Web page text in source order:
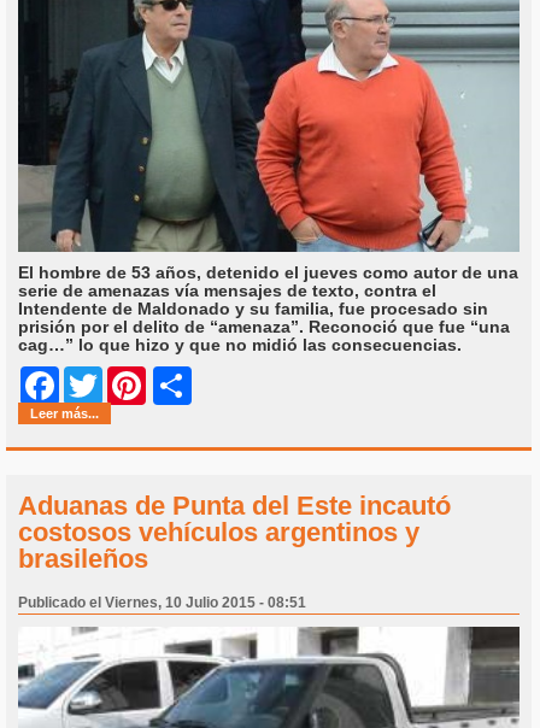
El hombre de 53 años, detenido el jueves como autor de una
serie de amenazas vía mensajes de texto, contra el
Intendente de Maldonado y su familia, fue procesado sin
prisión por el delito de “amenaza”. Reconoció que fue “una
cag…” lo que hizo y que no midió las consecuencias.
Facebook
Twitter Pinterest
Leer más...
Aduanas de Punta del Este incautó
costosos vehículos argentinos y
brasileños
Publicado el Viernes, 10 Julio 2015 - 08:51